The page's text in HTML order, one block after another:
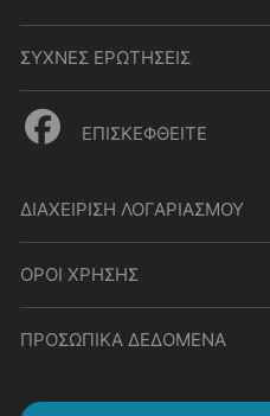
ΣΥΧΝΕΣ ΕΡΩΤΗΣΕΙΣ
ΕΠΙΣΚΕΦΘΕΙΤΕ
ΔΙΑΧΕΙΡΙΣΗ ΛΟΓΑΡΙΑΣΜΟΥ
ΟΡΟΙ ΧΡΗΣΗΣ
ΠΡΟΣΩΠΙΚΑ ΔΕΔΟΜΕΝΑ